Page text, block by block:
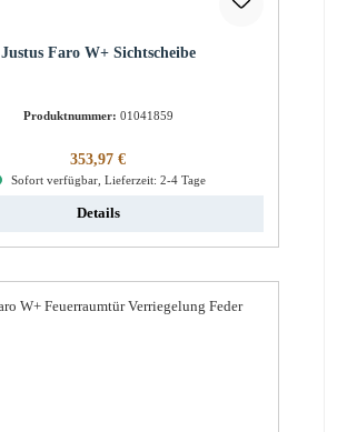
Justus Faro W+ Sichtscheibe
Produktnummer: 01041859
Regulärer Preis:
353,97 €
Sofort verfügbar, Lieferzeit: 2-4 Tage
Details